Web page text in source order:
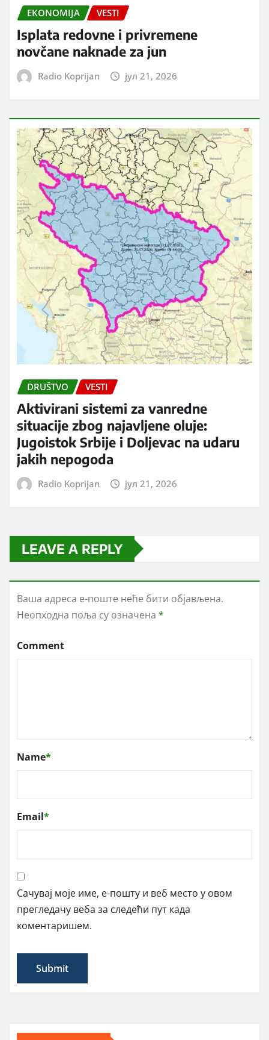
EKONOMIJA VESTI
Isplata redovne i privremene
novčane naknade za jun
Radio Koprijan јул 21, 2026
DRUŠTVO VESTI
Aktivirani sistemi za vanredne
situacije zbog najavljene oluje:
Jugoistok Srbije i Doljevac na udaru
jakih nepogoda
Radio Koprijan јул 21, 2026
LEAVE A REPLY
Ваша адреса е-поште неће бити објављена.
Неопходна поља су означена *
Comment
Name*
Email*
Сачувај моје име, е-пошту и веб место у овом
прегледачу веба за следећи пут када
коментаришем.